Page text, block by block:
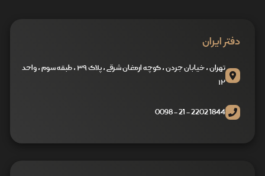
دفتر ایران
تهران ، خیابان جردن ، کوچه ارمغان شرقی ، پلاک ۳۹ ، طبقه سوم ، واحد
۱۲
1844 2202 - 21 - 0098